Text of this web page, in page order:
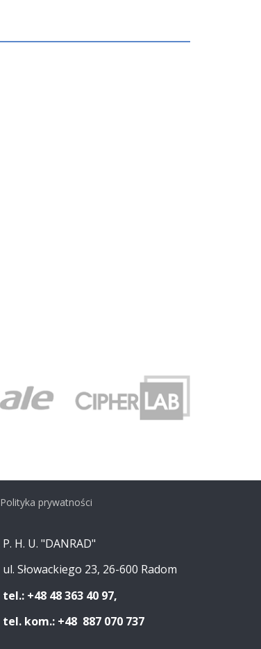
Polityka prywatności
P. H. U. "DANRAD"
ul. Słowackiego 23, 26-600 Radom
tel.: +48 48 363 40 97,
tel. kom.: +48 887 070 737